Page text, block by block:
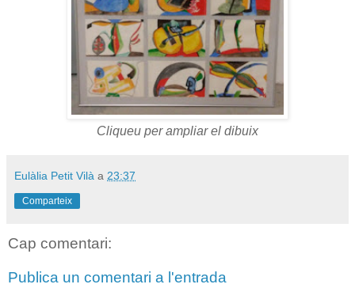
Cliqueu per ampliar el dibuix
Eulàlia Petit Vilà a 23:37
Comparteix
Cap comentari:
Publica un comentari a l'entrada